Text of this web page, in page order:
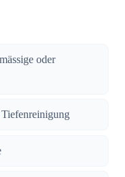
oder
Tiefenreinigung